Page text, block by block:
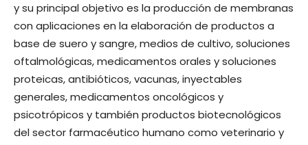
y su principal objetivo es la producción de membranas
con aplicaciones en la elaboración de productos a
base de suero y sangre, medios de cultivo, soluciones
oftalmológicas, medicamentos orales y soluciones
proteicas, antibióticos, vacunas, inyectables
generales, medicamentos oncológicos y
psicotrópicos y también productos biotecnológicos
del sector farmacéutico humano como veterinario y